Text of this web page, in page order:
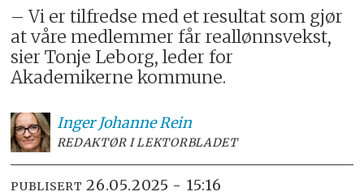
– Vi er tilfredse med et resultat som gjør
at våre medlemmer får reallønnsvekst,
sier Tonje Leborg, leder for
Akademikerne kommune.
Inger JohanneRein
REDAKTØR I LEKTORBLADET
PUBLISERT 26.05.2025 - 15:16